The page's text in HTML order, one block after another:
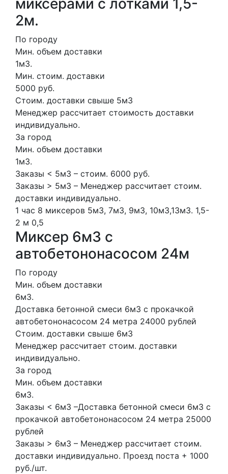
2м.
По городу
Мин. объем доставки
1м3.
Мин. стоим. доставки
5000 руб.
Стоим. доставки свыше 5м3
Менеджер рассчитает стоимость доставки
индивидуально.
За город
Мин. объем доставки
1м3.
Заказы < 5м3 – стоим. 6000 руб.
Заказы > 5м3 – Менеджер рассчитает стоим.
доставки индивидуально.
1 час 8 миксеров 5м3, 7м3, 9м3, 10м3,13м3. 1,5-
2 м 0,5
Миксер 6м3 с
автобетононасосом 24м
По городу
Мин. объем доставки
6м3.
Доставка бетонной смеси 6м3 с прокачкой
автобетононасосом 24 метра 24000 рублей
Стоим. доставки свыше 6м3
Менеджер рассчитает стоим. доставки
индивидуально.
За город
Мин. объем доставки
6м3.
Заказы < 6м3 –Доставка бетонной смеси 6м3 с
прокачкой автобетононасосом 24 метра 25000
рублей
Заказы > 6м3 – Менеджер рассчитает стоим.
доставки индивидуально. Проезд поста + 1000
руб./шт.